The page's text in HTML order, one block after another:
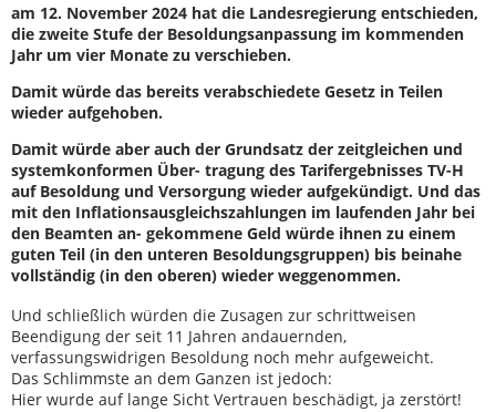
am 12. November 2024 hat die Landesregierung entschieden,
die zweite Stufe der Besoldungsanpassung im kommenden
Jahr um vier Monate zu verschieben.
Damit würde das bereits verabschiedete Gesetz in Teilen
wieder aufgehoben.
Damit würde aber auch der Grundsatz der zeitgleichen und
systemkonformen Über- tragung des Tarifergebnisses TV-H
auf Besoldung und Versorgung wieder aufgekündigt. Und das
mit den Inflationsausgleichszahlungen im laufenden Jahr bei
den Beamten an- gekommene Geld würde ihnen zu einem
guten Teil (in den unteren Besoldungsgruppen) bis beinahe
vollständig (in den oberen) wieder weggenommen.
Und schließlich würden die Zusagen zur schrittweisen
Beendigung der seit 11 Jahren andauernden,
verfassungswidrigen Besoldung noch mehr aufgeweicht.
Das Schlimmste an dem Ganzen ist jedoch:
Hier wurde auf lange Sicht Vertrauen beschädigt, ja zerstört!